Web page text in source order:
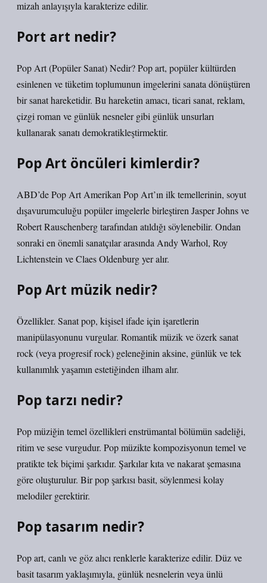
mizah anlayışıyla karakterize edilir.
Port art nedir?
Pop Art (Popüler Sanat) Nedir? Pop art, popüler kültürden
esinlenen ve tüketim toplumunun imgelerini sanata dönüştüren
bir sanat hareketidir. Bu hareketin amacı, ticari sanat, reklam,
çizgi roman ve günlük nesneler gibi günlük unsurları
kullanarak sanatı demokratikleştirmektir.
Pop Art öncüleri kimlerdir?
ABD’de Pop Art Amerikan Pop Art’ın ilk temellerinin, soyut
dışavurumculuğu popüler imgelerle birleştiren Jasper Johns ve
Robert Rauschenberg tarafından atıldığı söylenebilir. Ondan
sonraki en önemli sanatçılar arasında Andy Warhol, Roy
Lichtenstein ve Claes Oldenburg yer alır.
Pop Art müzik nedir?
Özellikler. Sanat pop, kişisel ifade için işaretlerin
manipülasyonunu vurgular. Romantik müzik ve özerk sanat
rock (veya progresif rock) geleneğinin aksine, günlük ve tek
kullanımlık yaşamın estetiğinden ilham alır.
Pop tarzı nedir?
Pop müziğin temel özellikleri enstrümantal bölümün sadeliği,
ritim ve sese vurgudur. Pop müzikte kompozisyonun temel ve
pratikte tek biçimi şarkıdır. Şarkılar kıta ve nakarat şemasına
göre oluşturulur. Bir pop şarkısı basit, söylenmesi kolay
melodiler gerektirir.
Pop tasarım nedir?
Pop art, canlı ve göz alıcı renklerle karakterize edilir. Düz ve
basit tasarım yaklaşımıyla, günlük nesnelerin veya ünlü